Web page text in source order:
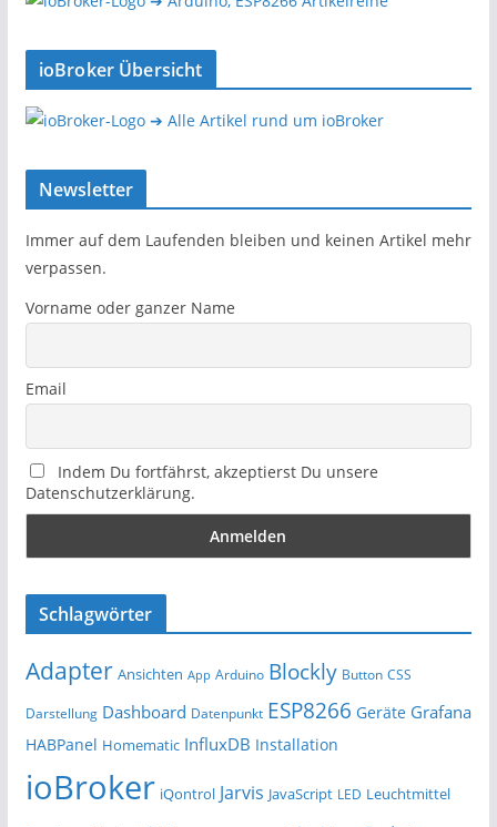
ioBroker Übersicht
➔ Alle Artikel rund um ioBroker
Newsletter
Immer auf dem Laufenden bleiben und keinen Artikel mehr
verpassen.
Vorname oder ganzer Name
Email
Indem Du fortfährst, akzeptierst Du unsere
Datenschutzerklärung.
Schlagwörter
Adapter Ansichten App Arduino Blockly Button CSS
Darstellung Dashboard Datenpunkt ESP8266 Geräte Grafana
HABPanel Homematic InfluxDB Installation
ioBroker iQontrol Jarvis JavaScript LED Leuchtmittel